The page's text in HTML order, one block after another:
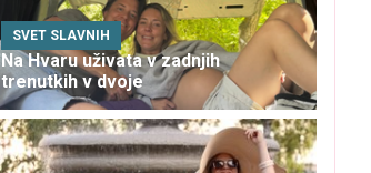
SVET SLAVNIH
Na Hvaru uživata v zadnjih
trenutkih v dvoje